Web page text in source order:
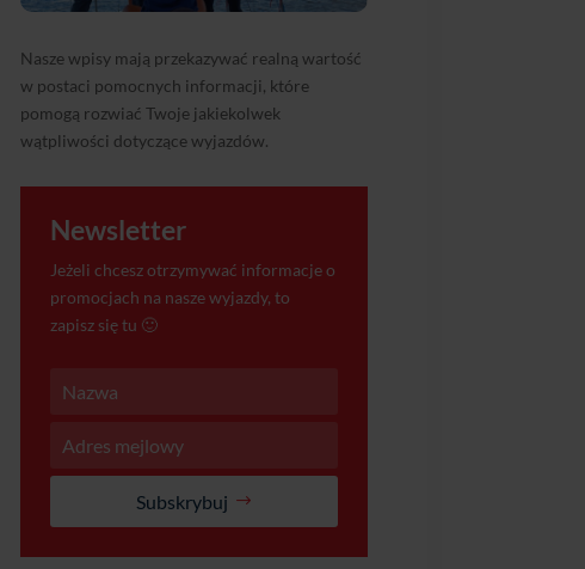
Nasze wpisy mają przekazywać realną wartość
w postaci pomocnych informacji, które
pomogą rozwiać Twoje jakiekolwek
wątpliwości dotyczące wyjazdów.
Newsletter
Jeżeli chcesz otrzymywać informacje o
promocjach na nasze wyjazdy, to
zapisz się tu 🙂
Subskrybuj